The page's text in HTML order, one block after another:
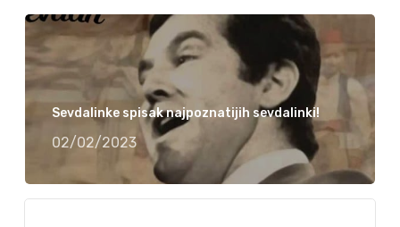
Sevdalinke spisak najpoznatijih sevdalinki!
02/02/2023